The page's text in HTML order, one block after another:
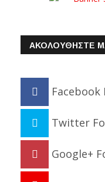
ΑΚΟΛΟΥΘΗΣΤΕ
Facebook
Twitter
Google+